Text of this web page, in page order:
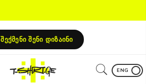
შექმენი შენი დიზაინი
ENG